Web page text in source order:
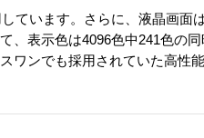
ています。さらに、液晶画面
、表示色は4096色中241色の
ワンでも採用されていた高性